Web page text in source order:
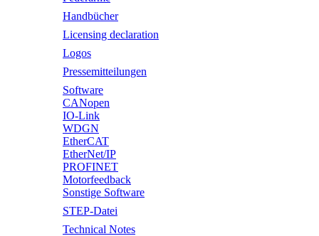
Handbücher
Licensing declaration
Logos
Pressemitteilungen
Software
CANopen
IO-Link
WDGN
EtherCAT
EtherNet/IP
PROFINET
Motorfeedback
Sonstige Software
STEP-Datei
Technical Notes